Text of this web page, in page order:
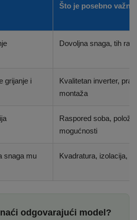
Što je posebno važno
Dovoljna snaga, tih
grijanje i
Kvalitetan inverter,
montaža
Raspored soba,
mogućnosti
snaga mu
Kvadratura, izolacija,
odgovarajući model?